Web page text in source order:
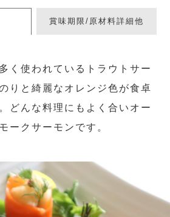
賞味期限/原材料詳細他
く使われているトラウトサー
りと綺麗なオレンジ色が食卓
どんな料理にもよく合いオー
ークサーモンです。